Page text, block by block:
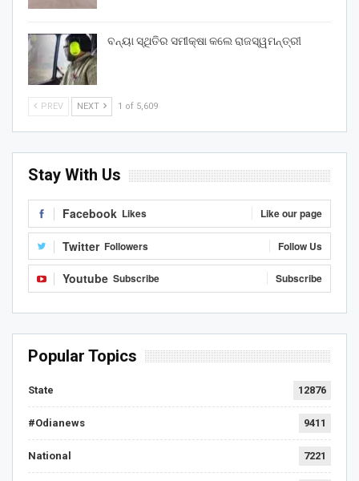
ବନ୍ୟା ସ୍ଥିତିର ସମୀକ୍ଷା କଲେ ରାଜସ୍ୱମନ୍ତ୍ରୀ
PREV NEXT 1 of 5,609
Stay With Us
Facebook Likes Like our page
Twitter Followers Follow Us
Youtube Subscribe Subscribe
Popular Topics
State 12876
#Odianews 9411
National 7221